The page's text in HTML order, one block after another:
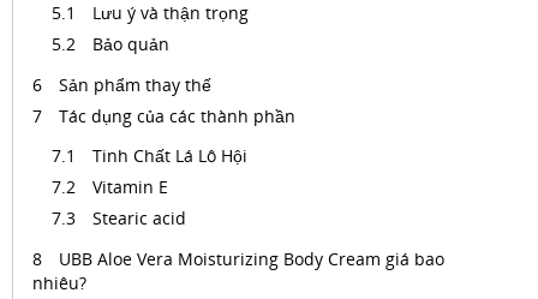
Lưu ý và thận trọng
Bảo quản
Sản phẩm thay thế
Tác dụng của các thành phần
Tinh Chất Lá Lô Hội
Vitamin E
Stearic acid
UBB Aloe Vera Moisturizing Body Cream giá bao
nhiêu?